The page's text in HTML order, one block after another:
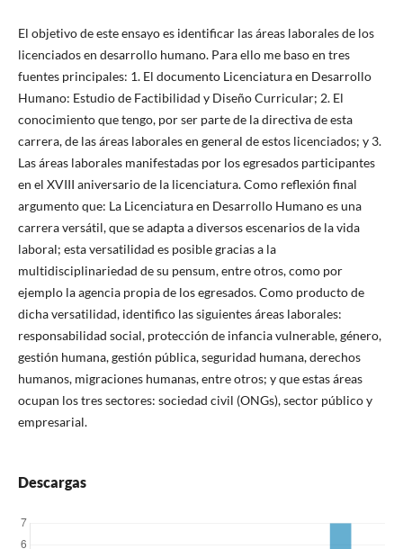
El objetivo de este ensayo es identificar las áreas laborales de los
licenciados en desarrollo humano. Para ello me baso en tres
fuentes principales: 1. El documento Licenciatura en Desarrollo
Humano: Estudio de Factibilidad y Diseño Curricular; 2. El
conocimiento que tengo, por ser parte de la directiva de esta
carrera, de las áreas laborales en general de estos licenciados; y 3.
Las áreas laborales manifestadas por los egresados participantes
en el XVIII aniversario de la licenciatura. Como reflexión final
argumento que: La Licenciatura en Desarrollo Humano es una
carrera versátil, que se adapta a diversos escenarios de la vida
laboral; esta versatilidad es posible gracias a la
multidisciplinariedad de su pensum, entre otros, como por
ejemplo la agencia propia de los egresados. Como producto de
dicha versatilidad, identifico las siguientes áreas laborales:
responsabilidad social, protección de infancia vulnerable, género,
gestión humana, gestión pública, seguridad humana, derechos
humanos, migraciones humanas, entre otros; y que estas áreas
ocupan los tres sectores: sociedad civil (ONGs), sector público y
empresarial.
Descargas